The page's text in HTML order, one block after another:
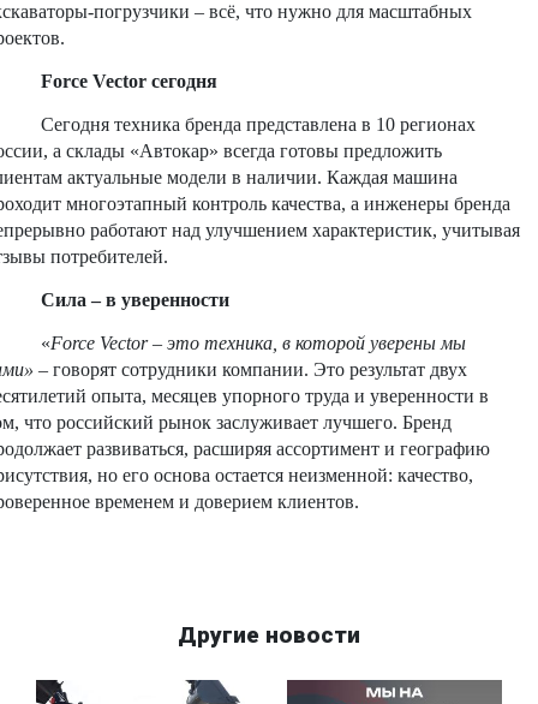
погрузчики – всё, что нужно для масштабных
Force Vector сегодня
Сегодня техника бренда представлена в 10 регионах
а склады «Автокар» всегда готовы предложить
актуальные модели в наличии. Каждая машина
многоэтапный контроль качества, а инженеры бренда
работают над улучшением характеристик, учитывая
потребителей.
Сила – в уверенности
«Force Vector – это техника, в которой уверены мы
– говорят сотрудники компании. Это результат двух
опыта, месяцев упорного труда и уверенности в
что российский рынок заслуживает лучшего. Бренд
развиваться, расширяя ассортимент и географию
но его основа остается неизменной: качество,
временем и доверием клиентов.
Другие новости